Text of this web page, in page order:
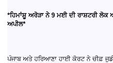
*ਹਿਮਾਂਸ਼ੂ ਅਰੋੜਾ ਨੇ 9 ਮਈ ਦੀ ਰਾਸ਼ਟਰੀ ਲੋਕ
ਅਪੀਲ*
ਪੰਜਾਬ ਅਤੇ ਹਰਿਆਣਾ ਹਾਈ ਕੋਰਟ ਨੇ ਚੀਫ਼